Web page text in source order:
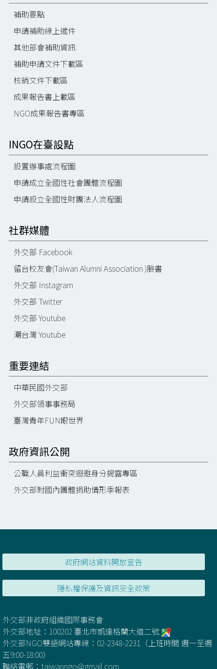
補助要點
申請補助線上遞件
其他部會補助資訊
補助申請文件下載區
核銷文件下載區
成果報告書上載區
NGO成果報告書專區
INGO在臺設點
設置辦事處流程圖
申請成立全國性社會團體流程圖
申請設立全國性財團法人流程圖
社群媒體
外交部 Facebook
留台校友會(Taiwan Alumni Association )臉書
外交部 Instagram
外交部 Twitter
外交部 Youtube
潮台灣 Youtube
重要連結
中華民國外交部
外交部領事事務局
臺灣青年FUN眼世界
政府資訊公開
公職人員利益衝突迴避身分揭露專區
外交部對國內團體捐助情形季報表
政府網站資料開放宣告
隱私權保護及資訊安全政策
外交部非政府組織國際事務會
外交部地址：100202 臺北市凱達格蘭大道二號
外交部NGO雙語網站專線：02-2348-2231（上班時間 週一至週
五9:00-18:00）
聯絡電郵： taiwanngo@gmail.com